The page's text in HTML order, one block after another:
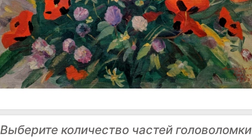
Выберите количество частей головоломки